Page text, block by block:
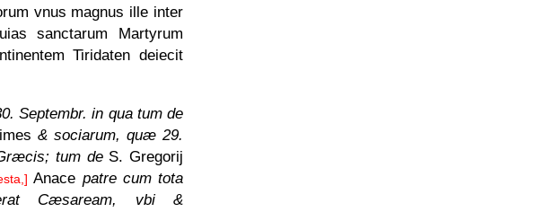
vnus magnus ille inter
sanctarum Martyrum
Tiridaten deiecit
Septembr. in qua tum de
& sociarum, quæ 29.
tum deS. Gregorij
Anace patre cum tota
Cæsaream, vbi &